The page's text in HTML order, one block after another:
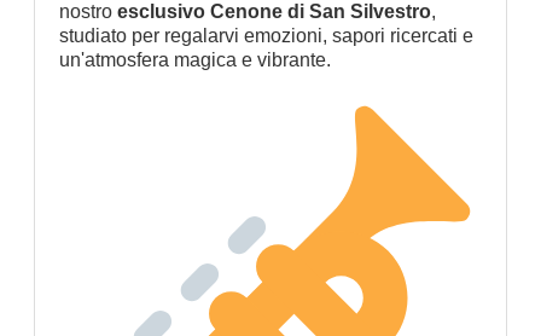
nostro esclusivo Cenone di San Silvestro,
studiato per regalarvi emozioni, sapori ricercati e
un'atmosfera magica e vibrante.